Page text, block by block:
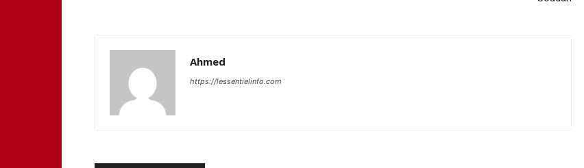
Ahmed
https://lessentielinfo.com